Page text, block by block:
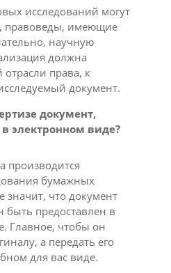
исследований могут
правоведы, имеющие
научную
должна
отрасли права, к
документ.
документ,
электронном виде?
производится
бумажных
значит, что документ
быть предоставлен в
Главное, чтобы он
а передать его
для вас виде.